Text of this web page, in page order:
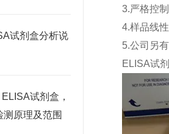
试剂盒分析说
试剂盒，
测原理及范围
3.严格控
4.样品线
5.公司另
ELISA试